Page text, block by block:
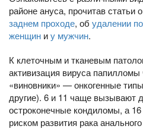
районе ануса, прочитав статьи о
заднем проходе, об удалении
женщин иу мужчин.
К клеточным и тканевым
активизация вируса
«виновники» — онкогенные
другие). 6 и 11 чаще вызывают
остроконечные кондиломы, а
риском развития рака